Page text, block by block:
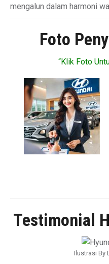
mengalun dalam harmoni
Foto
“Klik Foto
Testimonial
Ilustrasi By